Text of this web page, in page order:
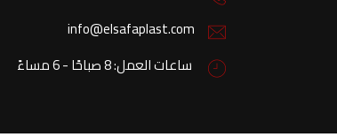
info@elsafaplast.com
ساعات العمل: 8 صباحًا - 6 مساءً